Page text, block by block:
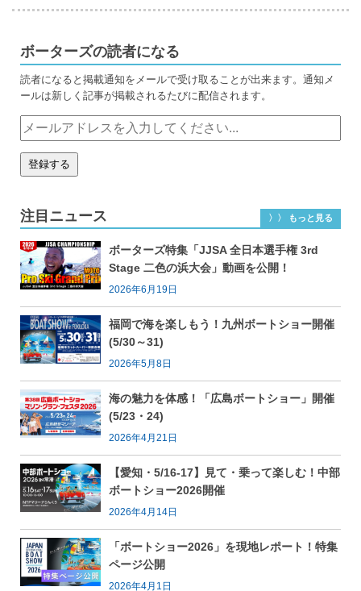
ボーターズの読者になる
読者になると掲載通知をメールで受け取ることが出来ます。通知メ
ールは新しく記事が掲載されるたびに配信されます。
注目ニュース 〉〉 もっと見る
ボーターズ特集「JJSA 全日本選手権 3rd
Stage 二色の浜大会」動画を公開！
2026年6月19日
福岡で海を楽しもう！九州ボートショー開催
(5/30～31)
2026年5月8日
海の魅力を体感！「広島ボートショー」開催
(5/23・24)
2026年4月21日
【愛知・5/16-17】見て・乗って楽しむ！中部
ボートショー2026開催
2026年4月14日
「ボートショー2026」を現地レポート！特集
ページ公開
2026年4月1日